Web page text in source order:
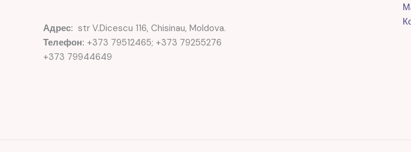
Адрес: str V.Dicescu 116, Chisinau, Moldova.
Телефон: +373 79512465; +373 79255276
+373 79944649